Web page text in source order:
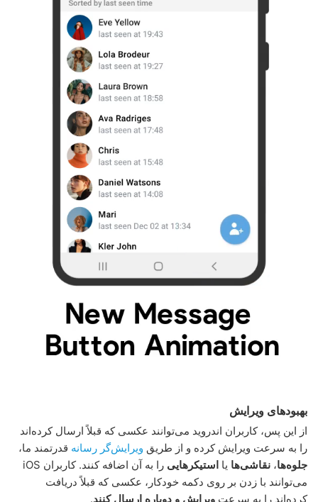
بهبودهای ویرایش
از این پس، کاربران اندروید می‌توانند عکسی که‌ قبلاً ارسال کرده‌اند
را به سرعت ویرایش کرده و از طریق ویرایش‌گر رسانه قدرتمند ما،
جلوه‌ها، نقاشی‌ها یا استیکرهایی
را به آن اضافه کنند. کاربران iOS
می‌توانند با زدن بر روی دکمه خودکار، عکسی که قبلاً دریافت
کرده‌اند را به سرعت ویرایش و دوباره ارسال کنند.